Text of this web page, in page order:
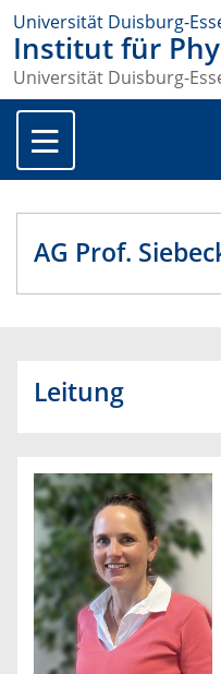
Universität Duisburg-
Institut für
Universität Duisburg-
AG Prof.
Leitung